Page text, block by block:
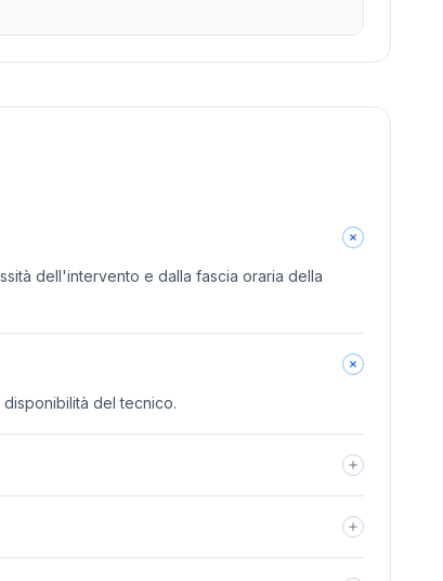
dell'intervento e dalla fascia oraria della
del tecnico.